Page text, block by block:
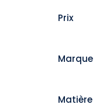
Prix
Marque
Luminarc
Matière